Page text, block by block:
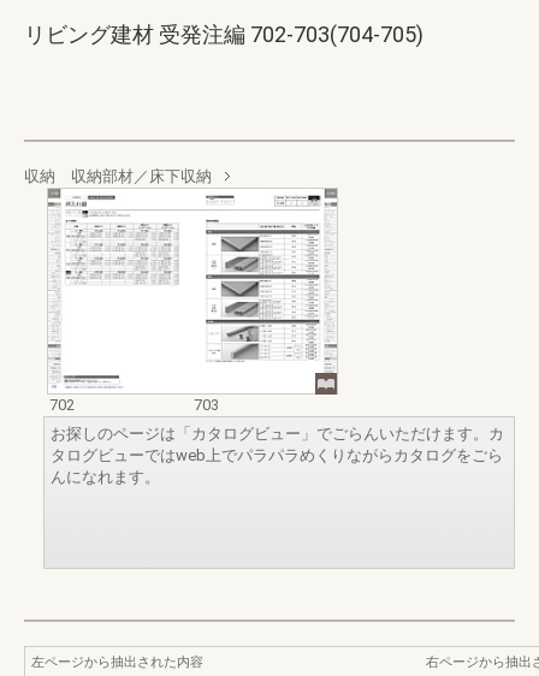
リビング建材 受発注編 702-703(704-705)
収納 収納部材／床下収納
702
703
お探しのページは「カタログビュー」でごらんいただけます。カ
タログビューではweb上でパラパラめくりながらカタログをごら
んになれます。
左ページから抽出された内容
右ページから抽出